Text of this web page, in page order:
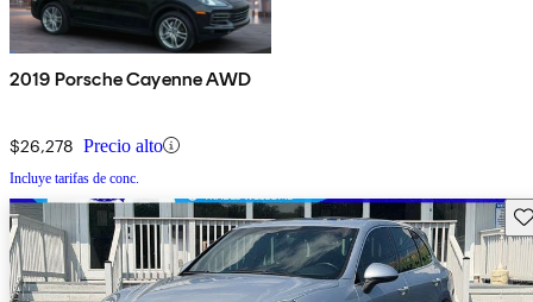
2019 Porsche Cayenne AWD
$26,278 Precio alto
Incluye tarifas de conc.